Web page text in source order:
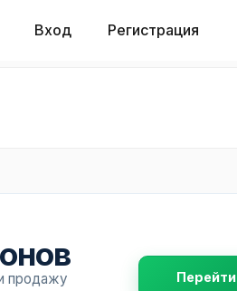
Вход Регистрация
продажу Перейти